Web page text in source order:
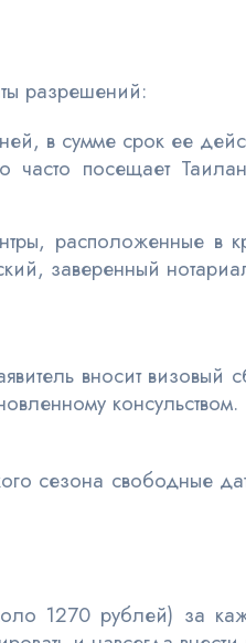
разрешений:
в сумме срок ее
часто посещает
расположенные в
заверенный
вносит визовый
сезона свободные
1270 рублей) за